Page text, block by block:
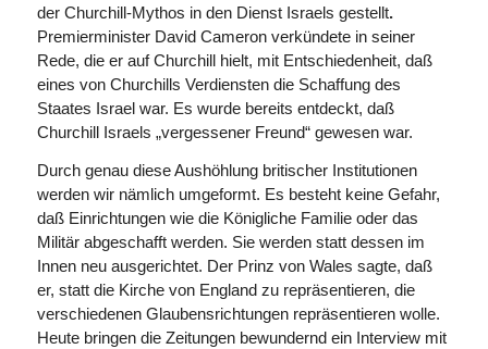
der Churchill-Mythos in den Dienst Israels gestellt.
Premierminister David Cameron verkündete in seiner
Rede, die er auf Churchill hielt, mit Entschiedenheit, daß
eines von Churchills Verdiensten die Schaffung des
Staates Israel war. Es wurde bereits entdeckt, daß
Churchill Israels „vergessener Freund“ gewesen war.
Durch genau diese Aushöhlung britischer Institutionen
werden wir nämlich umgeformt. Es besteht keine Gefahr,
daß Einrichtungen wie die Königliche Familie oder das
Militär abgeschafft werden. Sie werden statt dessen im
Innen neu ausgerichtet. Der Prinz von Wales sagte, daß
er, statt die Kirche von England zu repräsentieren, die
verschiedenen Glaubensrichtungen repräsentieren wolle.
Heute bringen die Zeitungen bewundernd ein Interview mit